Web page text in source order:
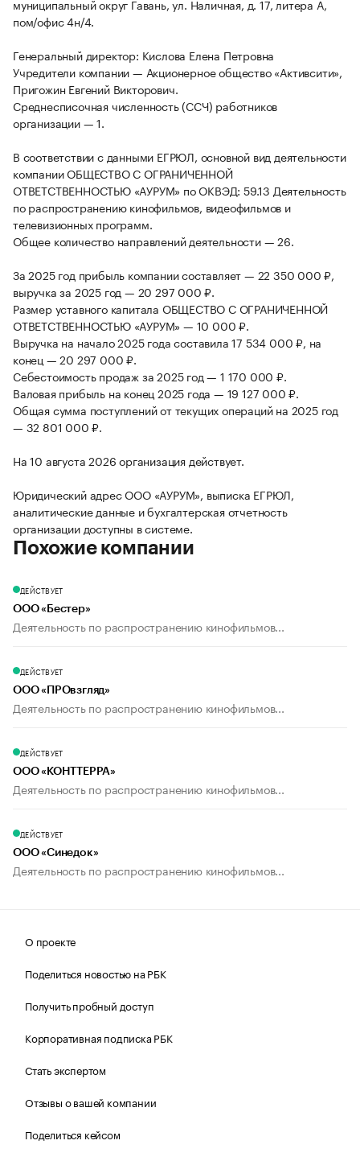
муниципальный округ Гавань, ул. Наличная, д. 17, литера А,
пом/офис 4н/4.
Генеральный директор: Кислова Елена Петровна
Учредители компании — Акционерное общество «Активсити»,
Пригожин Евгений Викторович.
Среднесписочная численность (ССЧ) работников
организации — 1.
В соответствии с данными ЕГРЮЛ, основной вид деятельности
компании ОБЩЕСТВО С ОГРАНИЧЕННОЙ
ОТВЕТСТВЕННОСТЬЮ «АУРУМ» по ОКВЭД: 59.13 Деятельность
по распространению кинофильмов, видеофильмов и
телевизионных программ.
Общее количество направлений деятельности — 26.
За 2025 год прибыль компании составляет — 22 350 000 ₽,
выручка за 2025 год — 20 297 000 ₽.
Размер уставного капитала ОБЩЕСТВО С ОГРАНИЧЕННОЙ
ОТВЕТСТВЕННОСТЬЮ «АУРУМ» — 10 000 ₽.
Выручка на начало 2025 года составила 17 534 000 ₽, на
конец — 20 297 000 ₽.
Себестоимость продаж за 2025 год — 1 170 000 ₽.
Валовая прибыль на конец 2025 года — 19 127 000 ₽.
Общая сумма поступлений от текущих операций на 2025 год
— 32 801 000 ₽.
На 10 августа 2026 организация действует.
Юридический адрес ООО «АУРУМ», выписка ЕГРЮЛ,
аналитические данные и бухгалтерская отчетность
организации доступны в системе.
Похожие компании
ДЕЙСТВУЕТ
ООО «Бестер»
Деятельность по распространению кинофильмов...
ДЕЙСТВУЕТ
ООО «ПРОвзгляд»
Деятельность по распространению кинофильмов...
ДЕЙСТВУЕТ
ООО «КОНТТЕРРА»
Деятельность по распространению кинофильмов...
ДЕЙСТВУЕТ
ООО «Синедок»
Деятельность по распространению кинофильмов...
О проекте
Поделиться новостью на РБК
Получить пробный доступ
Корпоративная подписка РБК
Стать экспертом
Отзывы о вашей компании
Поделиться кейсом